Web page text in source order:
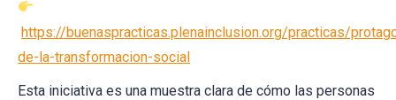
https://buenaspracticas.plenainclusion.org/practicas/
de-la-transformacion-social
Esta iniciativa es una muestra clara de cómo las personas